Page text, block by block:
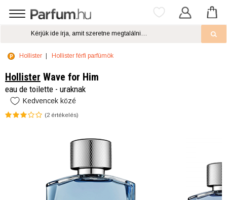
Hollister Hollister férfi parfümök
Hollister Wave for Him
eau de toilette - uraknak
Kedvencek közé
(2 értékelés)